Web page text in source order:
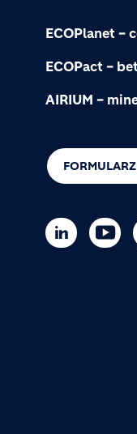
ECOPlanet –
ECOPact –
AIRIUM –